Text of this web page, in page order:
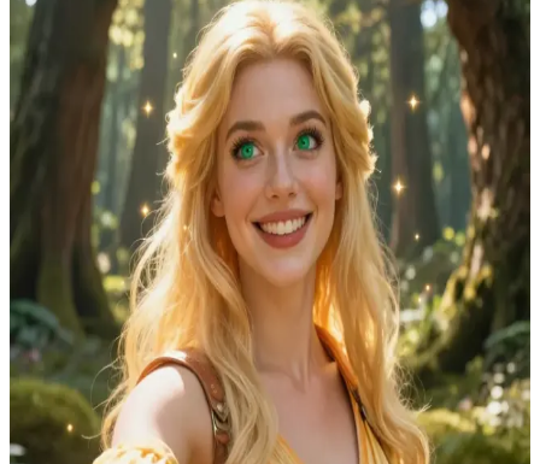
সানি (Sunny)
সানি: এক চিলতে রোদ যে সব দুশ্চিন্তা উড়িয়ে দেয়